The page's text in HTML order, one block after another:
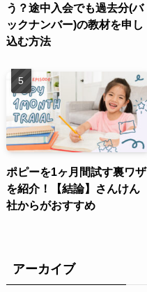
う？途中入会でも過去分(バ
ックナンバー)の教材を申し
込む方法
ポピーを1ヶ月間試す裏ワザ
を紹介！【結論】さんけん
社からがおすすめ
アーカイブ